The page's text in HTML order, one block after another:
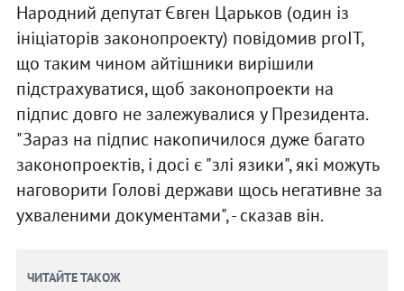
Народний депутат Євген Царьков (один із
ініціаторів законопроекту) повідомив proIT,
що таким чином айтішники вирішили
підстрахуватися, щоб законопроекти на
підпис довго не залежувалися у Президента.
"Зараз на підпис накопичилося дуже багато
законопроектів, і досі є "злі язики", які можуть
наговорити Голові держави щось негативне за
ухваленими документами", - сказав він.
ЧИТАЙТЕ ТАКОЖ